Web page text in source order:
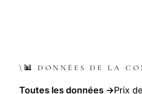
\📊 DONNÉES DE LA
Toutes les données →Prix